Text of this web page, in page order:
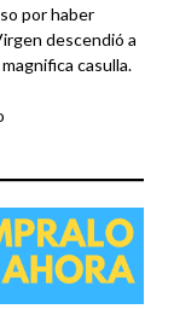
por haber
descendió a
casulla.